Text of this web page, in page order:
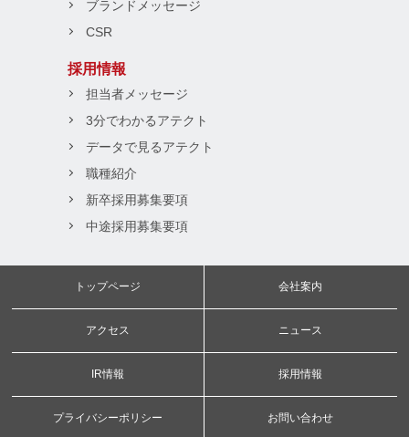
ブランドメッセージ
CSR
採用情報
担当者メッセージ
3分でわかるアテクト
データで見るアテクト
職種紹介
新卒採用募集要項
中途採用募集要項
トップページ 会社案内
アクセス ニュース
IR情報 採用情報
プライバシーポリシー お問い合わせ